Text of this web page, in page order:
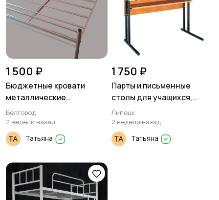
1 500 ₽
Бюджетные кровати
металлические
двуспальные для дачи
Белгород
2 недели назад
Татьяна
1 750 ₽
Парты и письменные
столы для учащихся,
офисные столы на заказ
Липецк
2 недели назад
Татьяна